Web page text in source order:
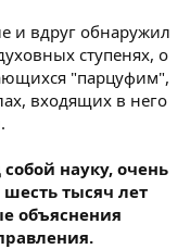
и вдруг обнаружил
ступенях, о
"парцуфим",
входящих в него
науку, очень
тысяч лет
объяснения